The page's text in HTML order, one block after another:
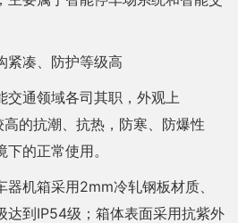
紧凑、防护等级高
交通领域各司其职，外观上
高的抗潮、抗热，防寒、防爆性
的正常使用。
机箱采用2mm冷轧钢板材质、
达到IP54级；箱体表面采用抗紫外